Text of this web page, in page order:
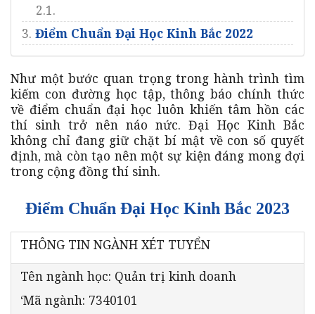
2.1.
3. Điểm Chuẩn Đại Học Kinh Bắc 2022
Như một bước quan trọng trong hành trình tìm
kiếm con đường học tập, thông báo chính thức
về điểm chuẩn đại học luôn khiến tâm hồn các
thí sinh trở nên náo nức. Đại Học Kinh Bắc
không chỉ đang giữ chặt bí mật về con số quyết
định, mà còn tạo nên một sự kiện đáng mong đợi
trong cộng đồng thí sinh.
Điểm Chuẩn Đại Học Kinh Bắc 2023
THÔNG TIN NGÀNH XÉT TUYỂN
Tên ngành học: Quản trị kinh doanh
‘Mã ngành: 7340101